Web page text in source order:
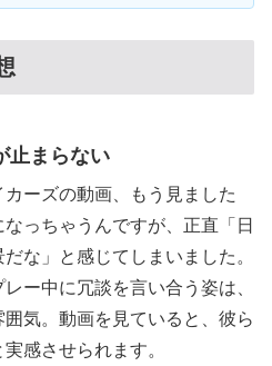
止まらない
ーズの動画、もう見ました
っちゃうんですが、正直「日
な」と感じてしまいました。
ー中に冗談を言い合う姿は、
気。動画を見ていると、彼ら
感させられます。